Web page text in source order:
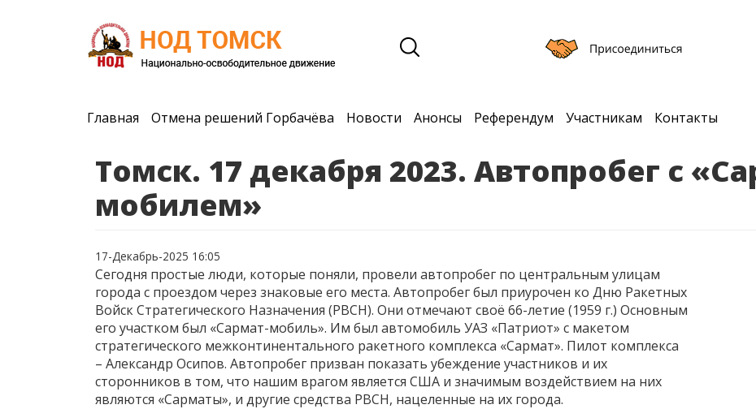
Главная Отмена решений Горбачёва Новости Анонсы Референдум Участникам Контакты
Томск. 17 декабря 2023. Автопробег с
мобилем»
17-Декабрь-2025 16:05
Сегодня простые люди, которые поняли, провели автопробег по центральным улицам
города с проездом через знаковые его места. Автопробег был приурочен ко Дню Ракетных
Войск Стратегического Назначения (РВСН). Они отмечают своё 66-летие (1959 г.) Основным
его участком был «Сармат-мобиль». Им был автомобиль УАЗ «Патриот» с макетом
стратегического межконтинентального ракетного комплекса «Сармат». Пилот комплекса
– Александр Осипов. Автопробег призван показать убеждение участников и их
сторонников в том, что нашим врагом является США и значимым воздействием на них
являются «Сарматы», и другие средства РВСН, нацеленные на их города.